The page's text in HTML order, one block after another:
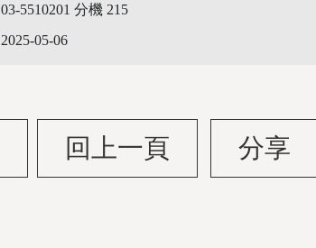
03-5510201 分機 215
2025-05-06
回上一頁 分享